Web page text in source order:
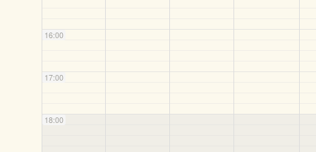
16:00
17:00
18:00